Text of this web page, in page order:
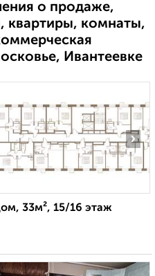
о продаже,
квартиры, комнаты,
Ивантеевке
›
33м², 15/16 этаж